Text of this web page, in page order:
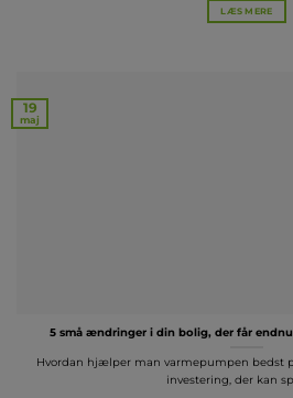
LÆS MERE
5 små ændringer i din bolig, der får
Hvordan hjælper man varmepumpen bedst
investering, der kan
19
maj